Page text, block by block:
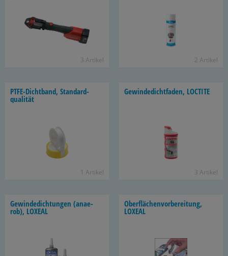
3 Ar­ti­kel 2 Ar­ti­kel
PTFE-​Dichtband, Stan­dard­
qua­li­tät
1 Ar­ti­kel
Ge­win­de­dicht­fa­den, LOC­TI­TE
3 Ar­ti­kel
Ge­win­de­dich­tun­gen (an­ae­
rob), LO­XE­AL
Ober­flä­chen­vor­be­rei­tung,
LO­XE­AL